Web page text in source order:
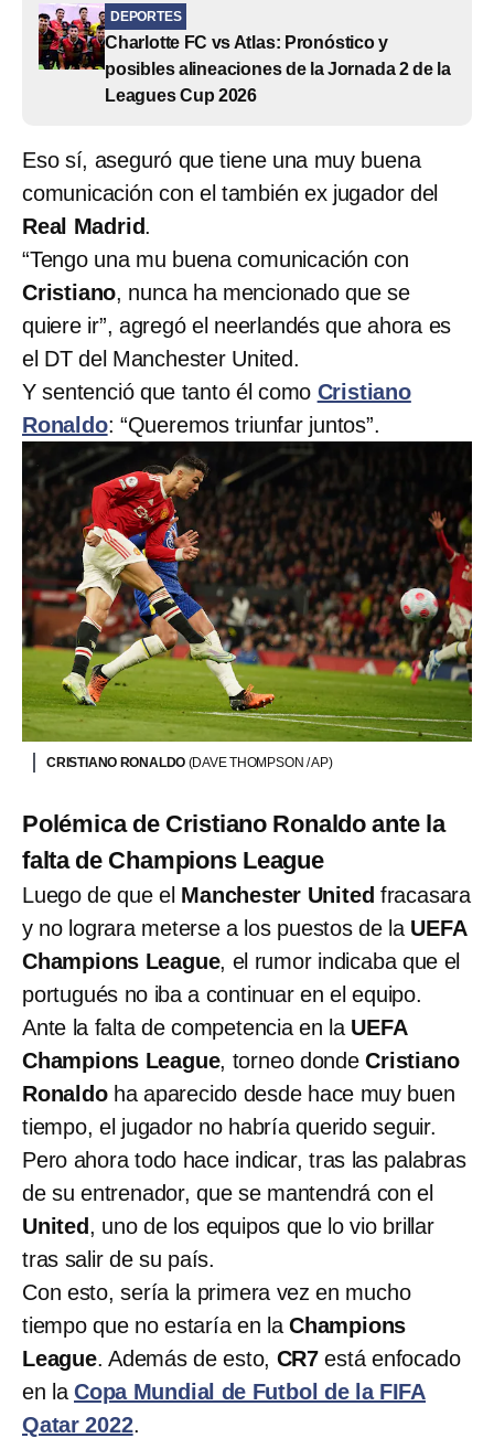
DEPORTES
Charlotte FC vs Atlas: Pronóstico y
posibles alineaciones de la Jornada 2 de la
Leagues Cup 2026
Eso sí, aseguró que tiene una muy buena
comunicación con el también ex jugador del
Real Madrid.
“Tengo una mu buena comunicación con
Cristiano, nunca ha mencionado que se
quiere ir”, agregó el neerlandés que ahora es
el DT del Manchester United.
Y sentenció que tanto él como Cristiano
Ronaldo: “Queremos triunfar juntos”.
CRISTIANO RONALDO (DAVE THOMPSON / AP)
Polémica de Cristiano Ronaldo ante la
falta de Champions League
Luego de que el Manchester United fracasara
y no lograra meterse a los puestos de la UEFA
Champions League, el rumor indicaba que el
portugués no iba a continuar en el equipo.
Ante la falta de competencia en la UEFA
Champions League, torneo dondeCristiano
Ronaldoha aparecido desde hace muy buen
tiempo, el jugador no habría querido seguir.
Pero ahora todo hace indicar, tras las palabras
de su entrenador, que se mantendrá con el
United, uno de los equipos que lo vio brillar
tras salir de su país.
Con esto, sería la primera vez en mucho
tiempo que no estaría en laChampions
League. Además de esto, CR7 está enfocado
en la Copa Mundial de Futbol de la FIFA
Qatar 2022.